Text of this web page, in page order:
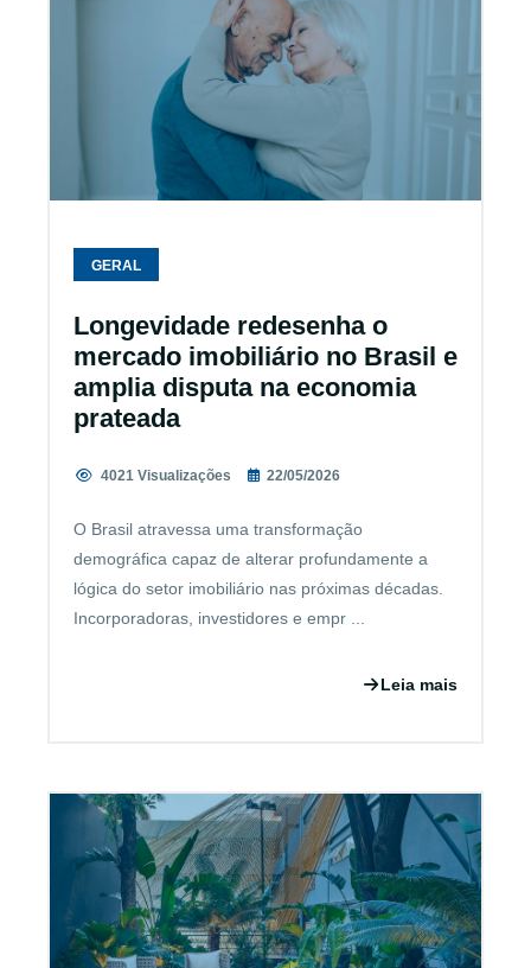
GERAL
Longevidade redesenha o
mercado imobiliário no Brasil e
amplia disputa na economia
prateada
4021 Visualizações 22/05/2026
O Brasil atravessa uma transformação
demográfica capaz de alterar profundamente a
lógica do setor imobiliário nas próximas décadas.
Incorporadoras, investidores e empr ...
Leia mais